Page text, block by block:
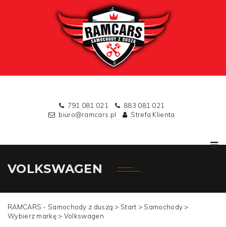
791 081 021
883 081 021
biuro@ramcars.pl
Strefa Klienta
VOLKSWAGEN
RAMCARS - Samochody z duszą > Start > Samochody >
Wybierz markę > Volkswagen